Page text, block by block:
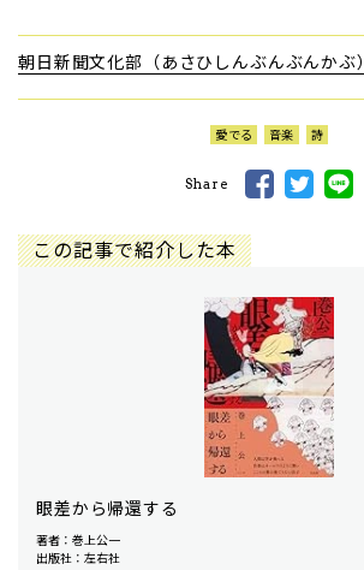
朝日新聞文化部（あさひしんぶんぶんかぶ）
愛でる 音楽 詩
Share
この記事で紹介した本
眼差から帰還する
著者：巻上公一
出版社：左右社